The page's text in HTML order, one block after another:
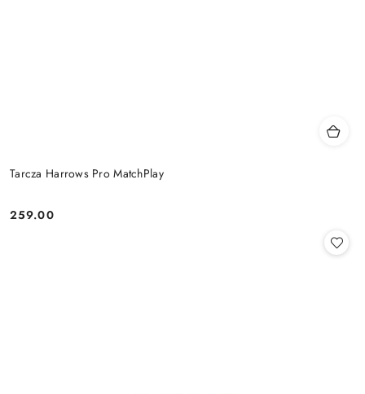
Tarcza Harrows Pro MatchPlay
Cena:
259.00